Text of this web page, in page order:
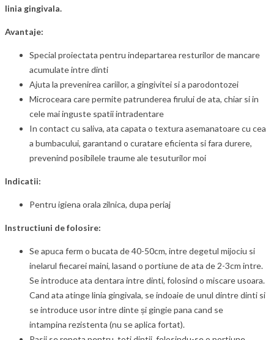
linia gingivala.
Avantaje:
Special proiectata pentru indepartarea resturilor de mancare
acumulate intre dinti
Ajuta la prevenirea cariilor, a gingivitei si a parodontozei
Microceara care permite patrunderea firului de ata, chiar si in
cele mai inguste spatii intradentare
In contact cu saliva, ata capata o textura asemanatoare cu cea
a bumbacului, garantand o curatare eficienta si fara durere,
prevenind posibilele traume ale tesuturilor moi
Indicatii:
Pentru igiena orala zilnica, dupa periaj
Instructiuni de folosire:
Se apuca ferm o bucata de 40-50cm, intre degetul mijociu si
inelarul fiecarei maini, lasand o portiune de ata de 2-3cm intre.
Se introduce ata dentara intre dinti, folosind o miscare usoara.
Cand ata atinge linia gingivala, se indoaie de unul dintre dinti si
se introduce usor intre dinte și gingie pana cand se
intampina rezistenta (nu se aplica fortat).